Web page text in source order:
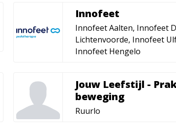
Innofeet
Innofeet Aalten, Innofeet
Lichtenvoorde, Innofeet
Innofeet Hengelo
Jouw Leefstijl -
beweging
Ruurlo